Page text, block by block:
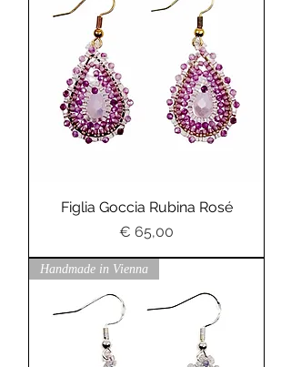
Figlia Goccia Rubina Rosé
Preis
€ 65,00
Handmade in Vienna